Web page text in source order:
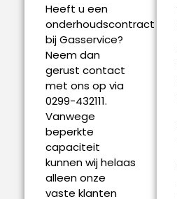
Heeft u een
onderhoudscontract
bij Gasservice?
Neem dan
gerust contact
met ons op via
0299-432111.
Vanwege
beperkte
capaciteit
kunnen wij helaas
alleen onze
vaste klanten